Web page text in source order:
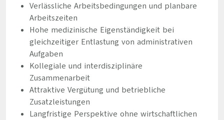
Verlässliche Arbeitsbedingungen und planbare
Arbeitszeiten
Hohe medizinische Eigenständigkeit bei
gleichzeitiger Entlastung von administrativen
Aufgaben
Kollegiale und interdisziplinäre
Zusammenarbeit
Attraktive Vergütung und betriebliche
Zusatzleistungen
Langfristige Perspektive ohne wirtschaftlichen